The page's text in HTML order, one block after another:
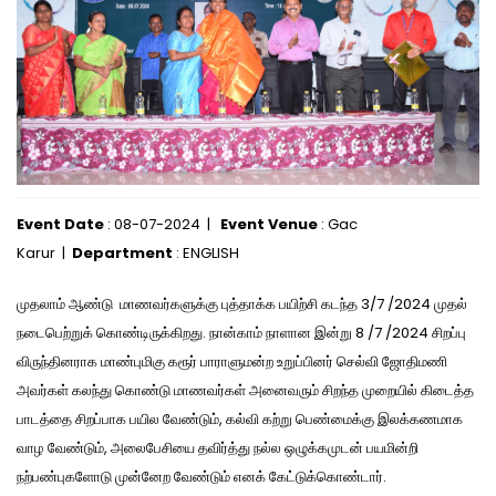
Event Date : 08-07-2024 | Event Venue : Gac
Karur | Department : ENGLISH
முதலாம் ஆண்டு மாணவர்களுக்கு புத்தாக்க பயிற்சி கடந்த 3/7 /2024 முதல்
நடைபெற்றுக் கொண்டிருக்கிறது. நான்காம் நாளான இன்று 8 /7 /2024 சிறப்பு
விருந்தினராக மாண்புமிகு கரூர் பாராளுமன்ற உறுப்பினர் செல்வி ஜோதிமணி
அவர்கள் கலந்து கொண்டு மாணவர்கள் அனைவரும் சிறந்த முறையில் கிடைத்த
பாடத்தை சிறப்பாக பயில வேண்டும், கல்வி கற்று பெண்மைக்கு இலக்கணமாக
வாழ வேண்டும், அலைபேசியை தவிர்த்து நல்ல ஒழுக்கமுடன் பயமின்றி
நற்பண்புகளோடு முன்னேற வேண்டும் எனக் கேட்டுக்கொண்டார்.